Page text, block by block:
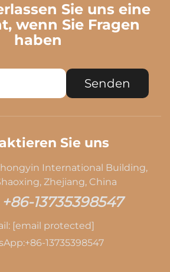
Sie uns eine
wenn Sie Fragen
haben
Senden
Sie uns
International Building,
Zhejiang, China
+86-13735398547
[email protected]
+86-13735398547